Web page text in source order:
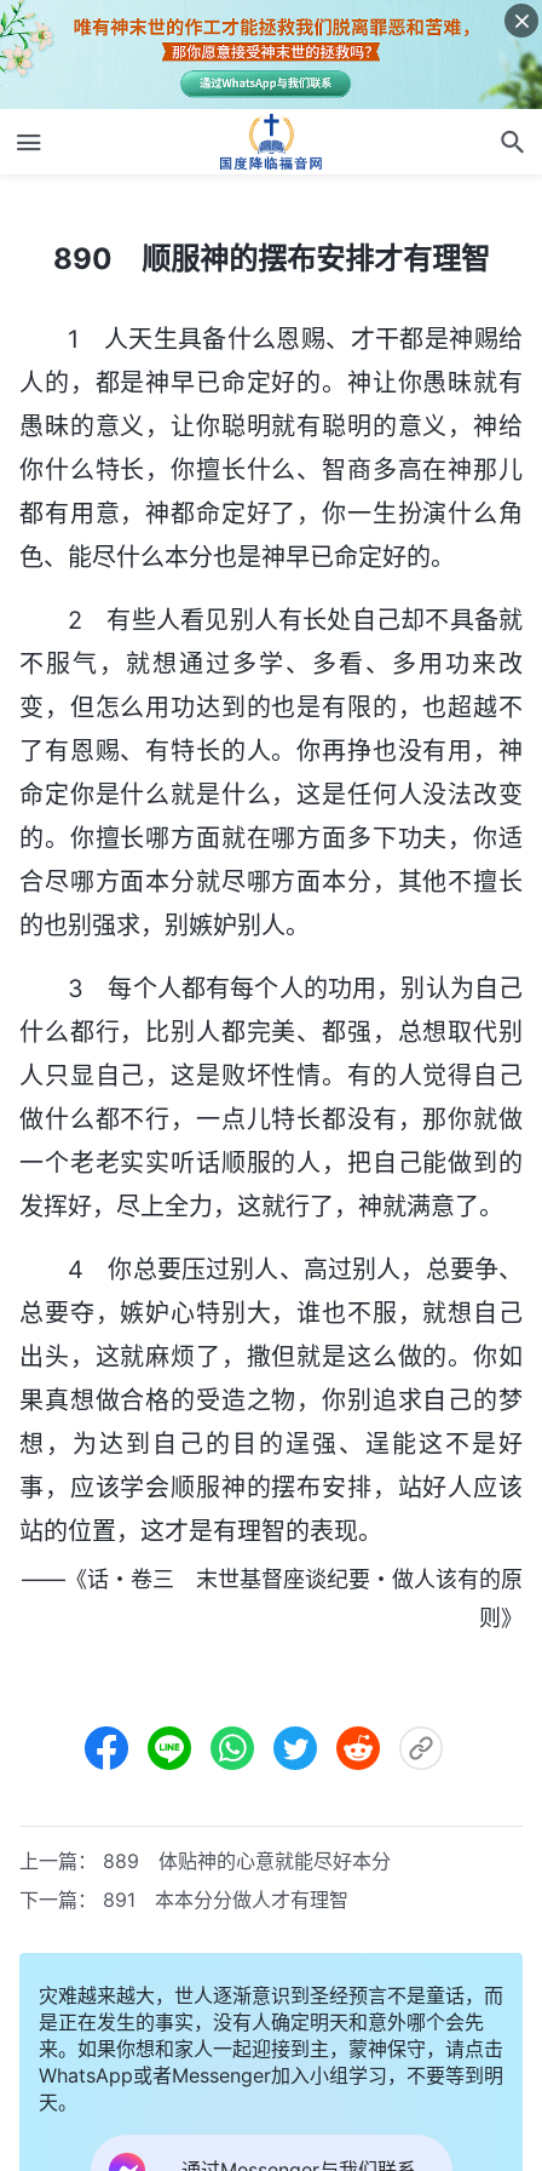
890 顺服神的摆布安排才有理智
890 顺服神的摆布安排才有理智
1 人天生具备什么恩赐、才干都是神赐给
人的，都是神早已命定好的。神让你愚昧就有
愚昧的意义，让你聪明就有聪明的意义，神给
你什么特长，你擅长什么、智商多高在神那儿
都有用意，神都命定好了，你一生扮演什么角
色、能尽什么本分也是神早已命定好的。
2 有些人看见别人有长处自己却不具备就
不服气，就想通过多学、多看、多用功来改
变，但怎么用功达到的也是有限的，也超越不
了有恩赐、有特长的人。你再挣也没有用，神
命定你是什么就是什么，这是任何人没法改变
的。你擅长哪方面就在哪方面多下功夫，你适
合尽哪方面本分就尽哪方面本分，其他不擅长
的也别强求，别嫉妒别人。
3 每个人都有每个人的功用，别认为自己
什么都行，比别人都完美、都强，总想取代别
人只显自己，这是败坏性情。有的人觉得自己
做什么都不行，一点儿特长都没有，那你就做
一个老老实实听话顺服的人，把自己能做到的
发挥好，尽上全力，这就行了，神就满意了。
4 你总要压过别人、高过别人，总要争、
总要夺，嫉妒心特别大，谁也不服，就想自己
出头，这就麻烦了，撒但就是这么做的。你如
果真想做合格的受造之物，你别追求自己的梦
想，为达到自己的目的逞强、逞能这不是好
事，应该学会顺服神的摆布安排，站好人应该
站的位置，这才是有理智的表现。
——《话・卷三 末世基督座谈纪要・做人该有的原
则》
上一篇： 889 体贴神的心意就能尽好本分
下一篇： 891 本本分分做人才有理智
灾难越来越大，世人逐渐意识到圣经预言不是童话，而
是正在发生的事实，没有人确定明天和意外哪个会先
来。如果你想和家人一起迎接到主，蒙神保守，请点击
WhatsApp或者Messenger加入小组学习，不要等到明
天。